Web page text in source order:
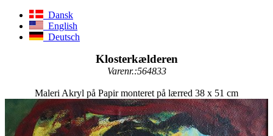
Dansk
English
Deutsch
Klosterkælderen
Varenr.:564833
Maleri Akryl på Papir monteret på lærred 38 x 51 cm